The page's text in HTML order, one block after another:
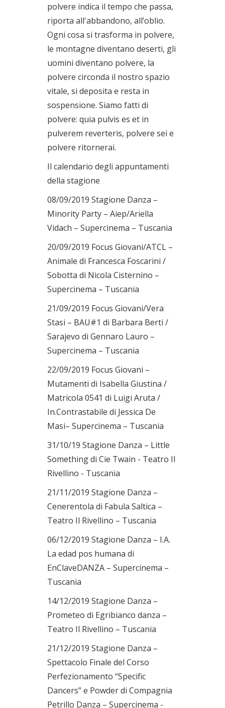
polvere indica il tempo che passa,
riporta all'abbandono, all’oblio.
Ogni cosa si trasforma in polvere,
le montagne diventano deserti, gli
uomini diventano polvere, la
polvere circonda il nostro spazio
vitale, si deposita e resta in
sospensione. Siamo fatti di
polvere: quia pulvis es et in
pulverem reverteris, polvere sei e
polvere ritornerai.
Il calendario degli appuntamenti
della stagione
08/09/2019 Stagione Danza –
Minority Party – Aiep/Ariella
Vidach – Supercinema – Tuscania
20/09/2019 Focus Giovani/ATCL –
Animale di Francesca Foscarini /
Sobotta di Nicola Cisternino –
Supercinema – Tuscania
21/09/2019 Focus Giovani/Vera
Stasi – BAU#1 di Barbara Berti /
Sarajevo di Gennaro Lauro –
Supercinema – Tuscania
22/09/2019 Focus Giovani –
Mutamenti di Isabella Giustina /
Matricola 0541 di Luigi Aruta /
In.Contrastabile di Jessica De
Masi– Supercinema – Tuscania
31/10/19 Stagione Danza – Little
Something di Cie Twain - Teatro Il
Rivellino - Tuscania
21/11/2019 Stagione Danza –
Cenerentola di Fabula Saltica –
Teatro Il Rivellino – Tuscania
06/12/2019 Stagione Danza – I.A.
La edad pos humana di
EnClaveDANZA – Supercinema –
Tuscania
14/12/2019 Stagione Danza –
Prometeo di Egribianco danza –
Teatro Il Rivellino – Tuscania
21/12/2019 Stagione Danza –
Spettacolo Finale del Corso
Perfezionamento “Specific
Dancers” e Powder di Compagnia
Petrillo Danza – Supercinema -